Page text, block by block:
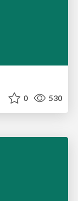
0 530